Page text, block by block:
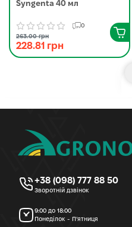
Syngenta 40 мл
0
263.00 грн
228.81 грн
+38 (098) 777 88 50
Зворотній дзвінок
9:00 до 18:00
Понеділок - П’ятниця